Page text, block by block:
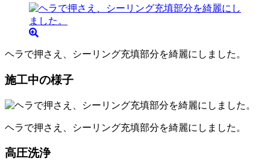
ヘラで押さえ、シーリング充填部分を綺麗にしました。
施工中の様子
ヘラで押さえ、シーリング充填部分を綺麗にしました。
高圧洗浄